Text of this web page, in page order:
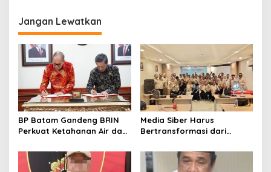
Jangan Lewatkan
BP Batam Gandeng BRIN
Perkuat Ketahanan Air dan
Media Siber Harus
Bertransformasi dari